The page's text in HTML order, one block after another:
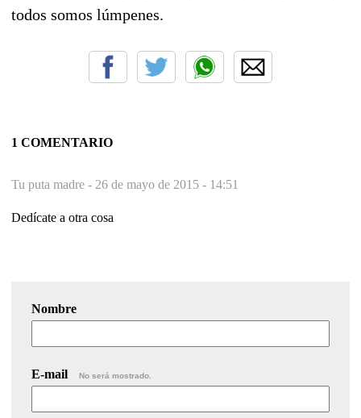
todos somos lúmpenes.
1 COMENTARIO
Tu puta madre - 26 de mayo de 2015 - 14:51
Dedícate a otra cosa
Nombre
E-mail No será mostrado.